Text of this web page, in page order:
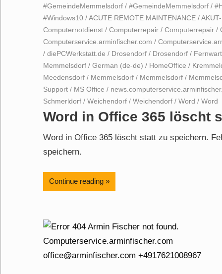
#GemeindeMemmelsdorf / #GemeindeMemmelsdorf /
#Windows10 /ACUTE REMOTE MAINTENANCE /
Computernotdienst / Computerrepair / Computerrepair /
Computerservice.arminfischer.com /
/ diePCWerkstatt.de / Drosendorf / Drosendorf /
Memmelsdorf / German (de-de) / HomeOffice /
Meedensdorf / Memmelsdorf / Memmelsdorf /
Support / MS Office /
Schmerldorf / Weichendorf / Weichendorf / Word / Word
Word in Office 365 löscht
Word in Office 365 löscht statt zu speichern.
speichern.
Continue reading